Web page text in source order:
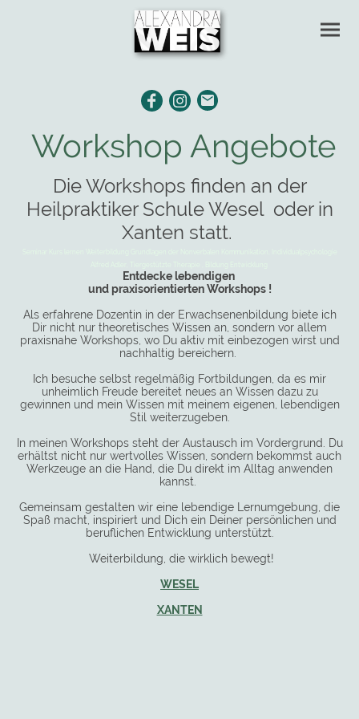
Workshop Angebote
Die Workshops finden an der
Heilpraktiker Schule Wesel oder in
Xanten statt.
Entdecke lebendigen
und praxisorientierten Workshops !
Als erfahrene Dozentin in der Erwachsenenbildung biete ich
Dir nicht nur theoretisches Wissen an, sondern vor allem
praxisnahe Workshops, wo Du aktiv mit einbezogen wirst und
nachhaltig bereichern.
Ich besuche selbst regelmäßig Fortbildungen, da es mir
unheimlich Freude bereitet neues an Wissen dazu zu
gewinnen und mein Wissen mit meinem eigenen, lebendigen
Stil weiterzugeben.
In meinen Workshops steht der Austausch im Vordergrund. Du
erhältst nicht nur wertvolles Wissen, sondern bekommst auch
Werkzeuge an die Hand, die Du direkt im Alltag anwenden
kannst.
Gemeinsam gestalten wir eine lebendige Lernumgebung, die
Spaß macht, inspiriert und Dich ein Deiner persönlichen und
beruflichen Entwicklung unterstützt.
Weiterbildung, die wirklich bewegt!
WESEL
XANTEN